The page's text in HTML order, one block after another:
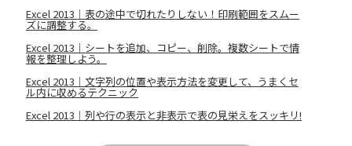
Excel 2013｜表の途中で切れたりしない！印刷範囲をスムー
ズに調整する。
Excel 2013｜シートを追加、コピー、削除。複数シートで情
報を整理しよう。
Excel 2013｜文字列の位置や表示方法を変更して、うまくセ
ル内に収めるテクニック
Excel 2013｜列や行の表示と非表示で表の見栄えをスッキリ!